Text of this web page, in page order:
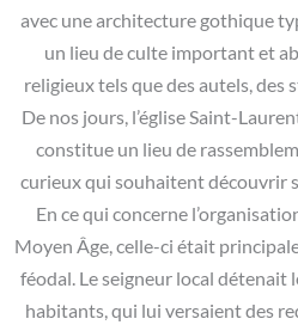
avec une architecture gothique
un lieu de culte important et
religieux tels que des autels, des
De nos jours, l’église Saint-
constitue un lieu de
curieux qui souhaitent découvrir
En ce qui concerne
Moyen Âge, celle-ci était
féodal. Le seigneur local détenait
habitants, qui lui versaient des